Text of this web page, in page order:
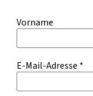
Vorname
E-Mail-Adresse *